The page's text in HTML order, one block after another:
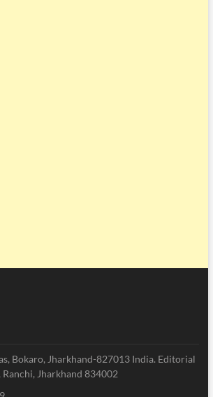
Bokaro, Jharkhand-827013 India. Editorial
Jharkhand 834002